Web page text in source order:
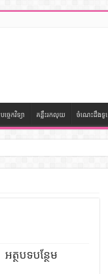
បច្ចេកវិទ្យា គន្លឹះរកលុយ ចំណេះដឹងទូ
អត្ថបទបន្ថែម